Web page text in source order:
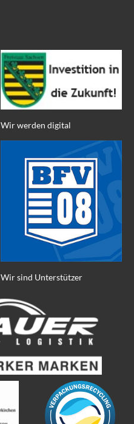
Wir werden digital
Wir sind Unterstützer